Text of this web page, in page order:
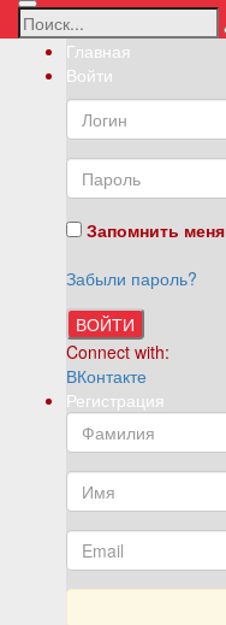
Главная
Войти
Запомнить меня
Забыли пароль?
ВОЙТИ
Connect with:
ВКонтакте
Регистрация